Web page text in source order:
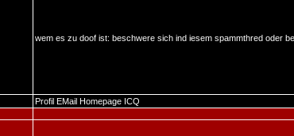
wem es zu doof ist: beschwere sich ind iesem spammthred oder
Profil EMail Homepage ICQ